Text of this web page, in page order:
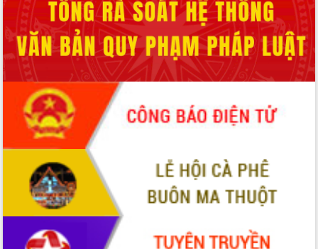
Đắk Lắk công bố Quy hoạch và xúc
tiến đầu tư tỉnh
Ngành cá ngừ Đắk Lắk chủ động thích
ứng để giữ vững thị trường xuất khẩu
Diễn đàn Kinh tế tư nhân Việt Nam đột
phá cơ chế - Hợp tác công tư
Đề án 06 tạo bước ngoặt đột phá trong
cải cách hành chính tỉnh Đắk Lắk
Kết nối tour, đẩy mạnh chuyển đổi số
để phát triển du lịch Đắk Lắk
Khởi động Dự án Đầu tư xây dựng hạ
tầng kỹ thuật Cụm công nghiệp Tân
Gặp mặt các cơ quan báo chí nhân Kỷ
niệm 101 năm Ngày Báo chí Cách
mạng Việt Nam